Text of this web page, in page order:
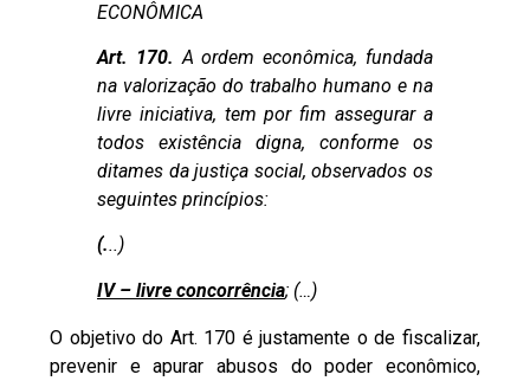
ECONÔMICA
Art. 170.A ordem econômica, fundada
na valorização do trabalho humano e na
livre iniciativa, tem por fim assegurar a
todos existência digna, conforme os
ditames da justiça social, observados os
seguintes princípios:
(...)
IV – livre concorrência; (…)
O objetivo do Art. 170 é justamente o de fiscalizar,
prevenir e apurar abusos do poder econômico,